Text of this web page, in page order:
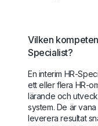
Vilken
Specialist?
En interim HR-
ett eller flera HR-
lärande och
system. De är
leverera resultat